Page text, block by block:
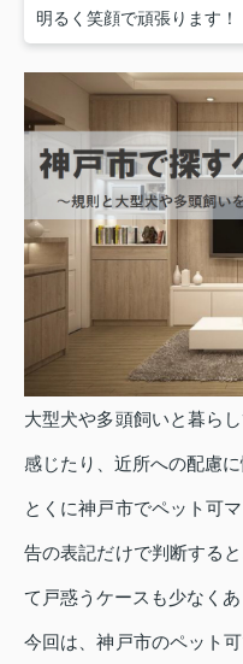
明るく笑顔で頑張ります！
大型犬や多頭飼いと暮ら
感じたり、近所への配慮
とくに神戸市でペット可
告の表記だけで判断する
て戸惑うケースも少なくあ
今回は、神戸市のペット